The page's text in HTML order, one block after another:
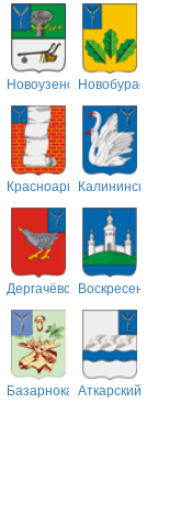
НовоузенскийНовобурасский
Красноармейский
Калининский
ДергачёвскийВоскресенский
Базарнокарабулакский
Аткарский